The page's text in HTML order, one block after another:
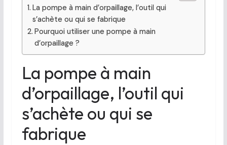
La pompe à main d’orpaillage, l’outil qui
s’achète ou qui se fabrique
Pourquoi utiliser une pompe à main
d’orpaillage ?
La pompe à main
d’orpaillage, l’outil qui
s’achète ou qui se
fabrique